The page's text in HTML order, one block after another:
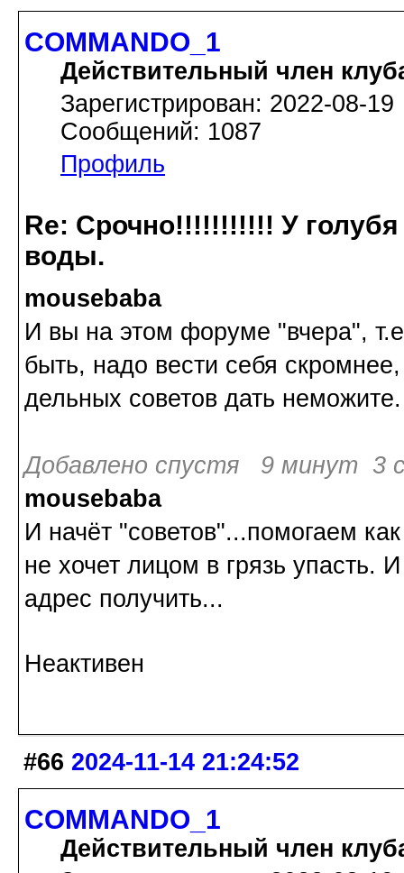
COMMANDO_1
Действительный член
Зарегистрирован: 2022-08-19
Сообщений: 1087
Профиль
Re: Срочно!!!!!!!!!!! У
воды.
mousebaba
И вы на этом форуме "вчера",
быть, надо вести себя
дельных советов дать неможите.
Добавлено спустя 9 минут 3
mousebaba
И начёт "советов"...помогаем
не хочет лицом в грязь упасть.
адрес получить...
Неактивен
#66 2024-11-14 21:24:52
COMMANDO_1
Действительный член